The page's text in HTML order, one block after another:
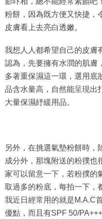
粉餅，因為既方便又快捷，
皮膚看上去亮白透嫩。
認為，先要擁有水潤的肌膚
多著重保濕這一環，選用底
品含水量高，自然能呈現出
大量保濕紓緩用品。
成分外，那塊附送的粉撲也
家可以留意一下，若粉撲的
取過多的粉底，每拍一下，
我近日經常用的就是M.A.C
優點，而且有SPF 50/
粉底更有效保護肌膚。